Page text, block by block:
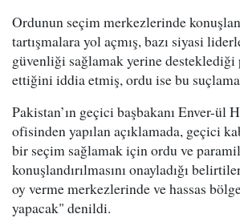
Ordunun seçim merkezlerinde
tartışmalara yol açmış, bazı siyasi
güvenliği sağlamak yerine desteklediği
ettiğini iddia etmiş, ordu ise bu
Pakistan’ın geçici başbakanı Enver-ül
ofisinden yapılan açıklamada, geçici
bir seçim sağlamak için ordu ve
konuşlandırılmasını onayladığı
oy verme merkezlerinde ve hassas
yapacak" denildi.